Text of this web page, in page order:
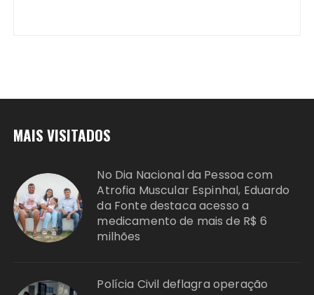
MAIS VISITADOS
No Dia Nacional da Pessoa com
Atrofia Muscular Espinhal, Eduardo
da Fonte destaca acesso a
medicamento de mais de R$ 6
milhões
Polícia Civil deflagra operação